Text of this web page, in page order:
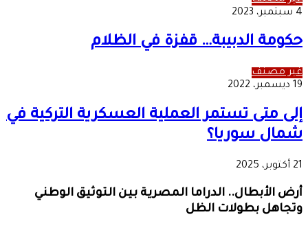
4 سبتمبر، 2023
حكومة الدبيبة… قفزة في الظلام
غير مصنف
19 ديسمبر، 2022
إلى متى تستمر العملية العسكرية التركية في
شمال سوريا؟
21 أكتوبر، 2025
أرض الأبطال.. الدراما المصرية بين التوثيق الوطني
وتجاهل بطولات الظل